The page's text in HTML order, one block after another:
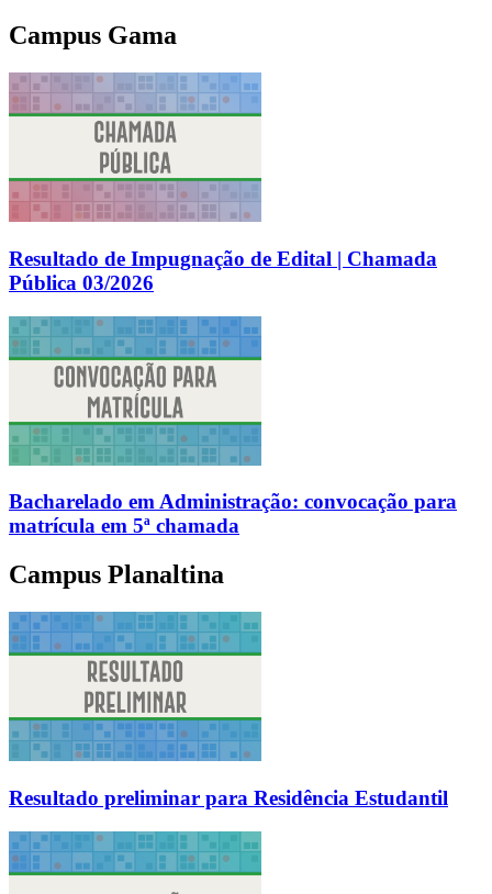
Campus Gama
Resultado de Impugnação de Edital | Chamada
Pública 03/2026
Bacharelado em Administração: convocação para
matrícula em 5ª chamada
Campus Planaltina
Resultado preliminar para Residência Estudantil